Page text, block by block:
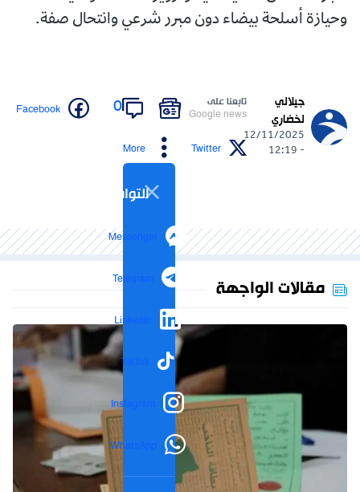
وحيازة أسلحة بيضاء دون مبرر شرعي وانتحال صفة.
جيلالي
لخضاري
12/11/2025
- 12:19
تابعنا على
Google news
0
Facebook
Twitter
More
التواصل الاجتماعي
Messenger
Telegram
LinkedIn
TikTok
Instagram
WhatsApp
مقالات الواجهة